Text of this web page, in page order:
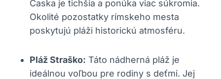
Caska je tichšia a ponúka viac súkromia.
Okolité pozostatky rímskeho mesta
poskytujú pláži historickú atmosféru.
Pláž Straško: Táto nádherná pláž je
ideálnou voľbou pre rodiny s deťmi. Jej